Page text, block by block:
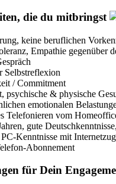
die du mitbringst
keine beruflichen
Empathie gegenüber
Selbstreflexion
/ Commitment
psychische & physische
emotionalen
Telefonieren vom
gute
Kenntnisse mit
Abonnement
für Dein